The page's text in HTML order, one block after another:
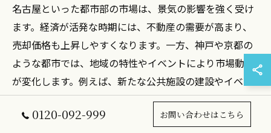
名古屋といった都市部の市場は、景気の影響を強く受け
ます。経済が活発な時期には、不動産の需要が高まり、
売却価格も上昇しやすくなります。一方、神戸や京都の
ような都市では、地域の特性やイベントにより市場動向
が変化します。例えば、新たな公共施設の建設やイベン
ト開催が予定されている場合、需要が高まることがあり
ます。さらに、季節性も売却タイミングに影響を与える
0120-092-999 お問い合わせはこちら